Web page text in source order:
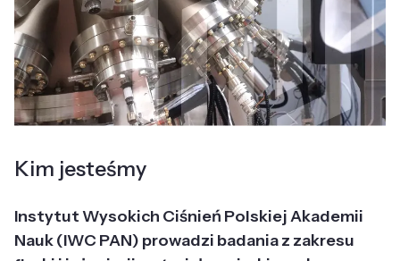
Kim jesteśmy
Instytut Wysokich Ciśnień Polskiej Akademii
Nauk (IWC PAN) prowadzi badania z zakresu